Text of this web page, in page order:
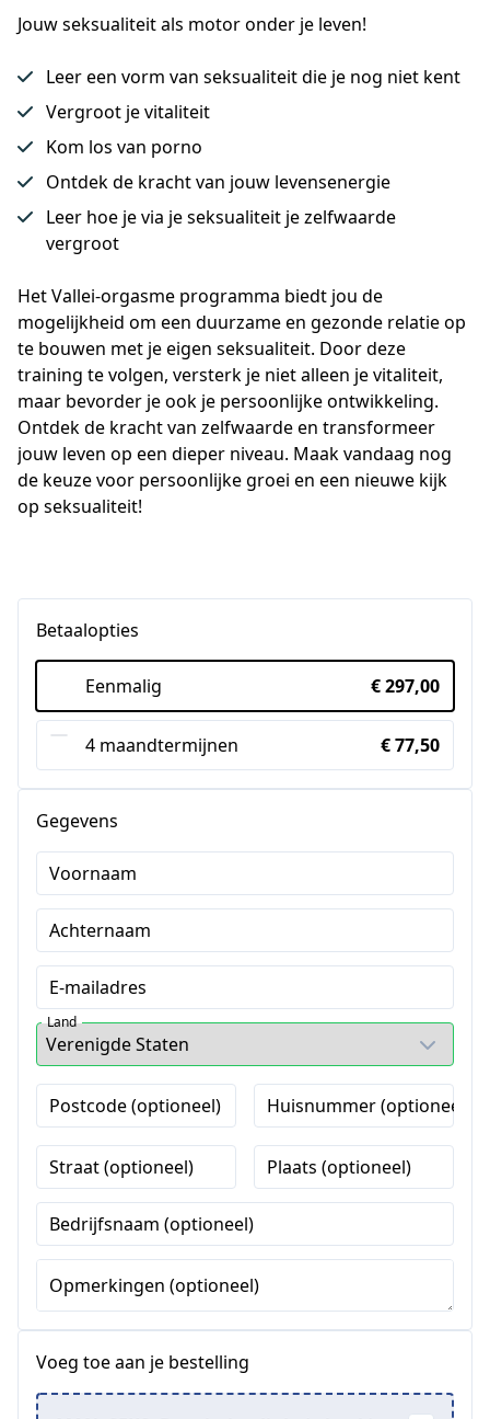
Jouw seksualiteit als motor onder je leven!
Leer een vorm van seksualiteit die je nog niet kent
Vergroot je vitaliteit
Kom los van porno
Ontdek de kracht van jouw levensenergie
Leer hoe je via je seksualiteit je zelfwaarde
vergroot
Het Vallei-orgasme programma biedt jou de
mogelijkheid om een duurzame en gezonde relatie op
te bouwen met je eigen seksualiteit. Door deze
training te volgen, versterk je niet alleen je vitaliteit,
maar bevorder je ook je persoonlijke ontwikkeling.
Ontdek de kracht van zelfwaarde en transformeer
jouw leven op een dieper niveau. Maak vandaag nog
de keuze voor persoonlijke groei en een nieuwe kijk
op seksualiteit!
Betaalopties
Eenmalig € 297,00
4 maandtermijnen € 77,50
Gegevens
Voornaam
Achternaam
E-mailadres
Land
Postcode (optioneel) Huisnummer (optioneel)
Straat (optioneel) Plaats (optioneel)
Bedrijfsnaam (optioneel)
Opmerkingen (optioneel)
Voeg toe aan je bestelling